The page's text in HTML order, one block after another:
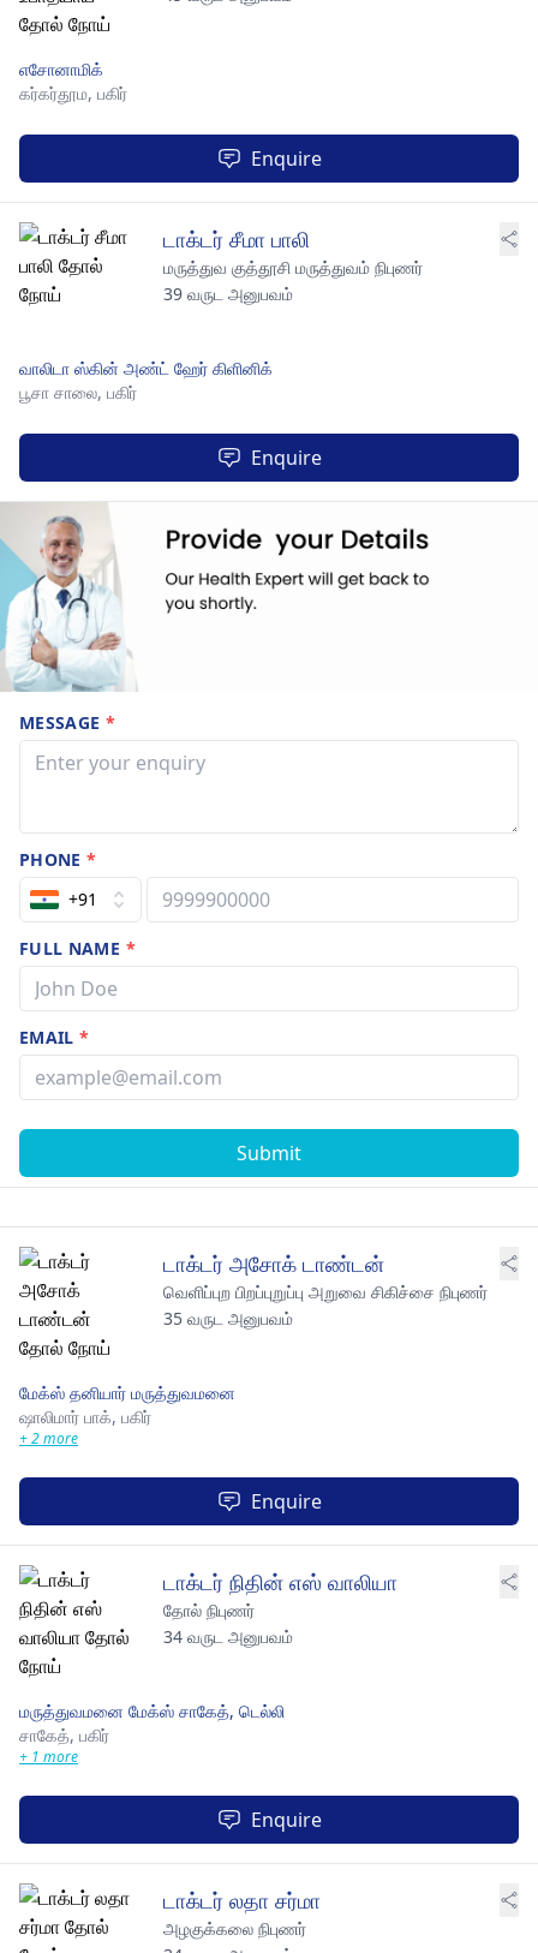
எசோனாமிக்
கர்கர்தூம, பகிர்
Enquire
டாக்டர் சீமா பாலி
மருத்துவ குத்தூசி மருத்துவம் நிபுணர்
39 வருட அனுபவம்
வாலிடா ஸ்கின் அண்ட் ஹேர் கிளினிக்
பூசா சாலை, பகிர்
Enquire
MESSAGE *
PHONE*
+91
FULL NAME *
EMAIL*
Submit
டாக்டர் அசோக் டாண்டன்
வெளிப்புற பிறப்புறுப்பு அறுவை சிகிச்சை நிபுணர்
35 வருட அனுபவம்
மேக்ஸ் தனியார் மருத்துவமனை
ஷாலிமார் பாக், பகிர்
+ 2 more
Enquire
டாக்டர் நிதின் எஸ் வாலியா
தோல் நிபுணர்
34 வருட அனுபவம்
மருத்துவமனை மேக்ஸ் சாகேத், டெல்லி
சாகேத், பகிர்
+ 1 more
Enquire
டாக்டர் லதா சர்மா
அழகுக்கலை நிபுணர்